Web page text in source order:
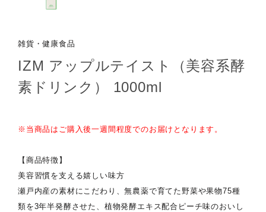
雑貨・健康食品
IZM アップルテイスト（美容系酵
素ドリンク） 1000ml
※当商品はご購入後一週間程度でのお届けとなります。
【商品特徴】
美容習慣を支える嬉しい味方
瀬戸内産の素材にこだわり、無農薬で育てた野菜や果物75種
類を3年半発酵させた、植物発酵エキス配合ピーチ味のおいし